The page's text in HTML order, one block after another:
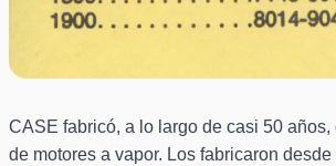
CASE fabricó, a lo largo de casi 50
de motores a vapor. Los fabricaron